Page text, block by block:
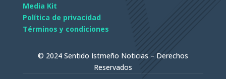
Media Kit
Política de privacidad
Términos y condiciones
© 2024 Sentido Istmeño Noticias – Derechos
Reservados